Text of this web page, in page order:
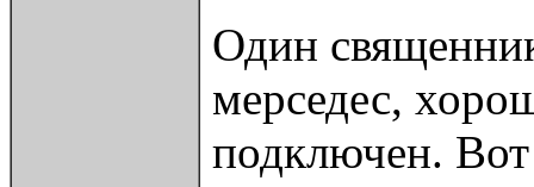
Один
мерседес,
подключен. Вот